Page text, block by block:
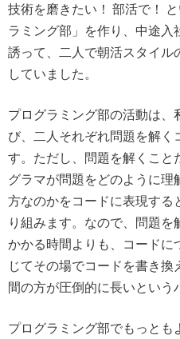
技術を磨きたい！ 部活で！
ラミング部」を作り、中途
誘って、二人で朝活スタイル
していました。
プログラミング部の活動は
び、二人それぞれ問題を解
す。ただし、問題を解くこと
グラマが問題をどのように理
方なのかをコードに表現する
り組みます。なので、問題
かかる時間よりも、コード
じてその場でコードを書き
間の方が圧倒的に長いという
プログラミング部でもっと